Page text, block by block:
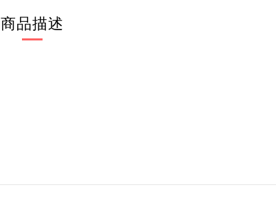
商品描述